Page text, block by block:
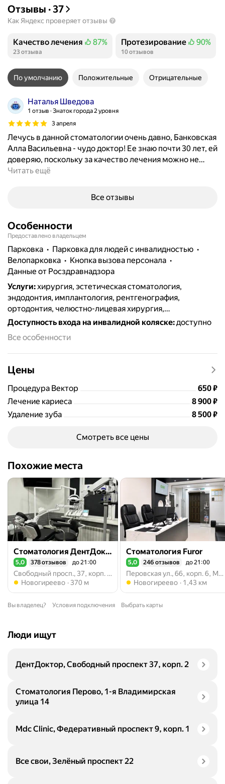
Отзывы · 37
Как Яндекс проверяет отзывы
Качество лечения
Положительных отзывов
87%
23 отзыва
Протезирование
Положительных отзывов
90%
10 отзывов
По умолчанию Положительные Отрицательные
Наталья Шведова
1 отзыв Знаток города 2 уровня
3 апреля
Лечусь в данной стоматологии очень давно, Банковская
Алла Васильевна - чудо доктор! Ее знаю почти 30 лет, ей
доверяю, поскольку за качество лечения можно не…
Читать ещё
Все отзывы
Особенности
Предоставлено владельцем
парковка
парковка для людей с инвалидностью
велопарковка
кнопка вызова персонала
данные от Росздравнадзора
Услуги: хирургия, эстетическая стоматология,
эндодонтия, имплантология, рентгенография,
ортодонтия, челюстно-лицевая хирургия,
протезирование, терапия, пломбирование, удаление
люминиры, гигиена полости рта, коронки, лечение
дёсен, лечение каналов, компьютерная томография,
костная пластика, лечение периодонтита, лечение
кисты зуба, реставрация зубов, ремонт зубных
протезов, лечение под микроскопом
Доступность входа на инвалидной коляске:доступно
Все особенности
Цены
Процедура Вектор Цена
650₽
Лечение кариеса
Цена
8900
8 900₽
Удаление зуба
Цена
8500
8 500₽
Смотреть все цены
Похожие места
Стоматология ДентДоктор
Рейтинг 5,0 из 5
5,0 378 отзывов до 21:00
Свободный просп., 37, корп. 2, Москва
Метро Новогиреево
Новогиреево 370 м
Стоматология Furor
Рейтинг 5,0 из 5
5,0 246 отзывов до 21:00
Перовская ул., 66, корп. 6, Москва
Метро Новогиреево
Новогиреево 1,43 км
Вы владелец? Условия подключения Выбрать карты
Люди ищут
ДентДоктор, Свободный проспект 37, корп. 2
Стоматология Перово, 1-я Владимирская
улица 14
Mdc Clinic, Федеративный проспект 9, корп. 1
Все свои, Зелёный проспект 22